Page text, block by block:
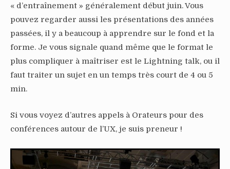
« d’entraînement » généralement début juin. Vous
pouvez regarder aussi les présentations des années
passées, il y a beaucoup à apprendre sur le fond et la
forme. Je vous signale quand même que le format le
plus compliquer à maîtriser est le Lightning talk, ou il
faut traiter un sujet en un temps très court de 4 ou 5
min.
Si vous voyez d’autres appels à Orateurs pour des
conférences autour de l’UX, je suis preneur !